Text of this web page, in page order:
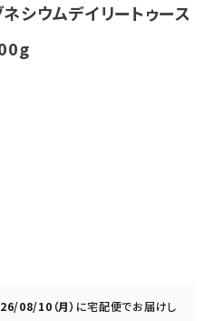
シウムデイリートゥース
08/10（月） に宅配便でお届けし